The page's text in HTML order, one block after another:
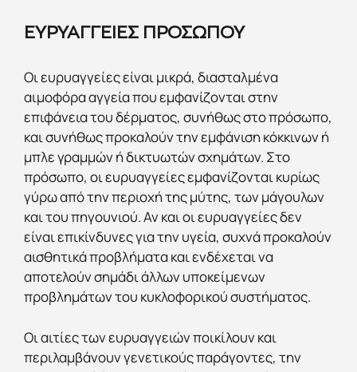
ΕΥΡΥΑΓΓΕΙΕΣ ΠΡΟΣΩΠΟΥ
Οι ευρυαγγείες είναι μικρά, διασταλμένα
αιμοφόρα αγγεία που εμφανίζονται στην
επιφάνεια του δέρματος, συνήθως στο πρόσωπο,
και συνήθως προκαλούν την εμφάνιση κόκκινων ή
μπλε γραμμών ή δικτυωτών σχημάτων. Στο
πρόσωπο, οι ευρυαγγείες εμφανίζονται κυρίως
γύρω από την περιοχή της μύτης, των μάγουλων
και του πηγουνιού. Αν και οι ευρυαγγείες δεν
είναι επικίνδυνες για την υγεία, συχνά προκαλούν
αισθητικά προβλήματα και ενδέχεται να
αποτελούν σημάδι άλλων υποκείμενων
προβλημάτων του κυκλοφορικού συστήματος.
Οι αιτίες των ευρυαγγειών ποικίλουν και
περιλαμβάνουν γενετικούς παράγοντες, την